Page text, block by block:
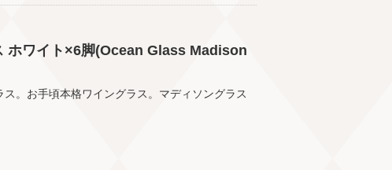
ホワイト×6脚(Ocean Glass Madison
。お手頃本格ワイングラス。マディソングラス